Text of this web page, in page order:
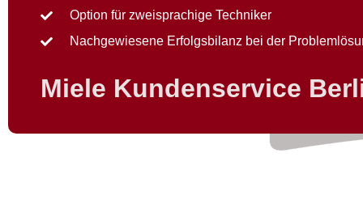
Option für zweisprachige Techniker
Nachgewiesene Erfolgsbilanz bei der
Miele Kundenservice